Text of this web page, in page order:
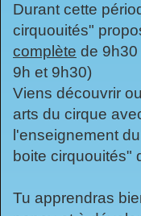
Durant cette
cirquouités"
complète de 9h30
9h et 9h30)
Viens découvrir
arts du cirque
l'enseignement
boite cirquouités"
Tu apprendras